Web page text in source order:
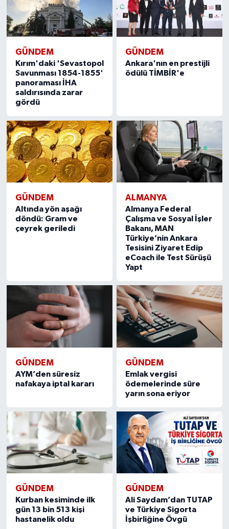
GÜNDEM
Kırım'daki 'Sevastopol
Savunması 1854-1855'
panoraması İHA
saldırısında zarar
gördü
GÜNDEM
Ankara'nın en prestijli
ödülü TİMBİR'e
GÜNDEM
Altında yön aşağı
döndü: Gram ve
çeyrek geriledi
ALMANYA
Almanya Federal
Çalışma ve Sosyal İşler
Bakanı, MAN
Türkiye’nin Ankara
Tesisini Ziyaret Edip
eCoach ile Test Sürüşü
Yapt
GÜNDEM
AYM’den süresiz
nafakaya iptal kararı
GÜNDEM
Emlak vergisi
ödemelerinde süre
yarın sona eriyor
GÜNDEM
Kurban kesiminde ilk
gün 13 bin 513 kişi
hastanelik oldu
GÜNDEM
Ali Saydam’dan TUTAP
ve Türkiye Sigorta
İşbirliğine Övgü